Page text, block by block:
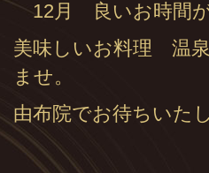
12月 良いお時間が
美味しいお料理 温
ませ。
由布院でお待ちいた